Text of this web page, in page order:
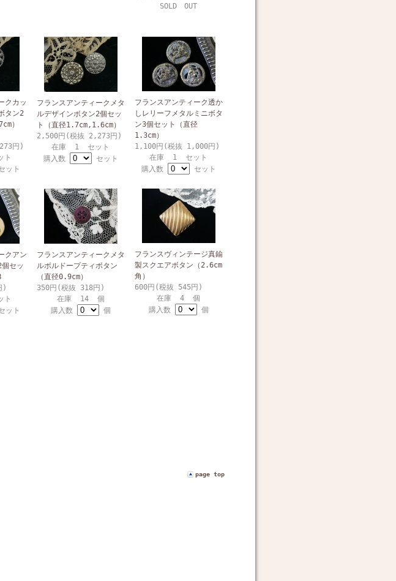
SOLD OUT
クカッ
タン2
）
円)
ット
フランスアンティークメタ
ルデザインボタン2個セッ
ト（直径1.7cm,1.6cm）
2,500円(税抜 2,273円)
在庫 1 セット
購入数
セット
フランスアンティーク透か
しレリーフメタルミニボタ
ン3個セット（直径
1.3cm）
1,100円(税抜 1,000円)
在庫 1 セット
購入数
セット
クアン
セッ
)
ット
フランスアンティークメタ
ルボルドープティボタン
（直径0.9cm）
350円(税抜 318円)
在庫 14 個
購入数
個
フランスヴィンテージ真鍮
製スクエアボタン（2.6cm
角）
600円(税抜 545円)
在庫 4 個
購入数
個
page top